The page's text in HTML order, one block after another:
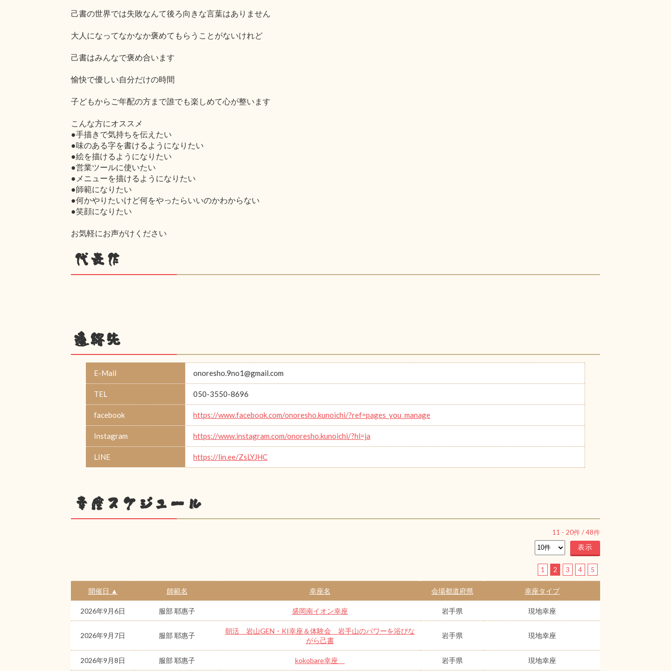
己書の世界では失敗なんて後ろ向きな言葉はありません
大人になってなかなか褒めてもらうことがないけれど
己書はみんなで褒め合います
愉快で優しい自分だけの時間
子どもからご年配の方まで誰でも楽しめて心が整います
こんな方にオススメ
●手描きで気持ちを伝えたい
●味のある字を書けるようになりたい
●絵を描けるようになりたい
●営業ツールに使いたい
●メニューを描けるようになりたい
●師範になりたい
●何かやりたいけど何をやったらいいのかわからない
●笑顔になりたい
お気軽にお声がけください
代表作
連絡先
E-Mail onoresho.9no1@gmail.com
TEL 050-3550-8696
facebook https://www.facebook.com/onoresho.kunoichi/?ref=pages_you_manage
Instagram https://www.instagram.com/onoresho.kunoichi/?hl=ja
LINE https://lin.ee/ZsLYJHC
幸座スケジュール
11 - 20件 /48件
1 2 3 4 5
開催日 ▲ 師範名 幸座名 会場都道府県 幸座タイプ
2026年9月6日 服部 耶惠子 盛岡南イオン幸座 岩手県 現地幸座
2026年9月7日 服部 耶惠子
朝活 岩山GEN・KI幸座＆体験会 岩手山のパワーを浴びな
がら己書
岩手県 現地幸座
2026年9月8日 服部 耶惠子 kokobare幸座 岩手県 現地幸座